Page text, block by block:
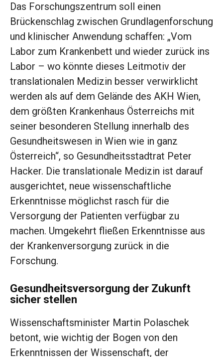
Das Forschungszentrum soll einen
Brückenschlag zwischen Grundlagenforschung
und klinischer Anwendung schaffen: „Vom
Labor zum Krankenbett und wieder zurück ins
Labor – wo könnte dieses Leitmotiv der
translationalen Medizin besser verwirklicht
werden als auf dem Gelände des AKH Wien,
dem größten Krankenhaus Österreichs mit
seiner besonderen Stellung innerhalb des
Gesundheitswesen in Wien wie in ganz
Österreich“, so Gesundheitsstadtrat Peter
Hacker. Die translationale Medizin ist darauf
ausgerichtet, neue wissenschaftliche
Erkenntnisse möglichst rasch für die
Versorgung der Patienten verfügbar zu
machen. Umgekehrt fließen Erkenntnisse aus
der Krankenversorgung zurück in die
Forschung.
Gesundheitsversorgung der Zukunft
sicher stellen
Wissenschaftsminister Martin Polaschek
betont, wie wichtig der Bogen von den
Erkenntnissen der Wissenschaft, der